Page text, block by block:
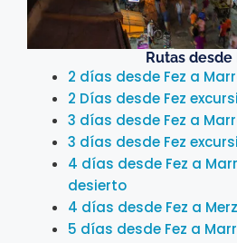
Rutas desde
2 días desde Fez a
2 Días desde Fez
3 días desde Fez a
3 días desde Fez
4 días desde Fez a
desierto
4 días desde Fez a
5 días desde Fez a